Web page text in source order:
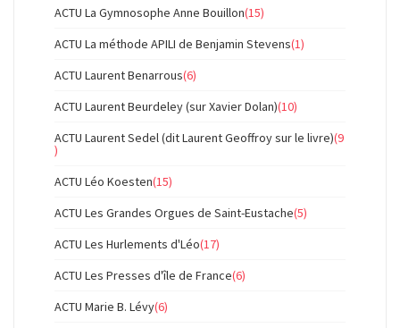
ACTU La Gymnosophe Anne Bouillon(15)
ACTU La méthode APILI de Benjamin Stevens(1)
ACTU Laurent Benarrous(6)
ACTU Laurent Beurdeley (sur Xavier Dolan)(10)
ACTU Laurent Sedel (dit Laurent Geoffroy sur le livre)(9
)
ACTU Léo Koesten(15)
ACTU Les Grandes Orgues de Saint-Eustache(5)
ACTU Les Hurlements d'Léo(17)
ACTU Les Presses d'île de France(6)
ACTU Marie B. Lévy(6)